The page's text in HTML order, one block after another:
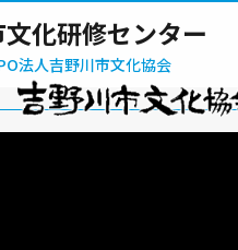
化研修センター
法人吉野川市文化協会